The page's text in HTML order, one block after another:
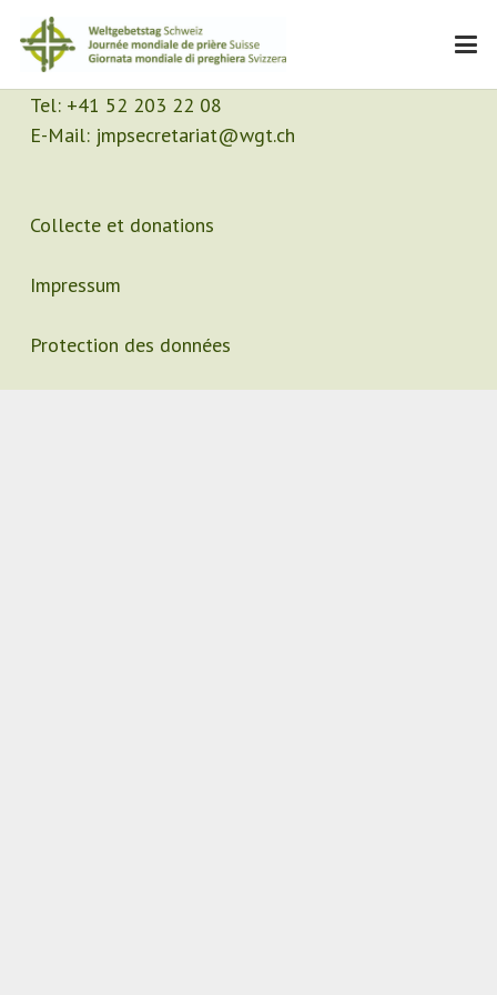
Contact
Secrétariat
Tel: +41 52 203 22 08
E-Mail: jmpsecretariat@wgt.ch
Collecte et donations
Impressum
Protection des données